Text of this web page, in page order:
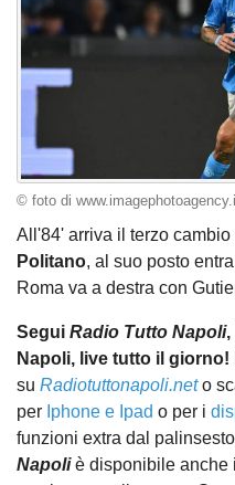
© foto di
All'84' arriva il terzo
Politano, al suo posto entra
Roma va a destra con
Segui Radio Tutto Napoli,
Napoli, live tutto il giorno!
su Radiotuttonapoli.neto
per Iphone e Ipad o per i
funzioni extra dal
Napoliè disponibile anche